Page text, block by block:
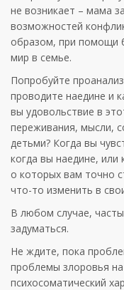
не возникает – мама
возможностей
образом, при помощи
мир в семье.
Попробуйте
проводите наедине и
вы удовольствие в
переживания, мысли,
детьми? Когда вы
когда вы наедине, или
о которых вам точно
что-то изменить в
В любом случае,
задуматься.
Не ждите, пока
проблемы злоровья
психосоматический